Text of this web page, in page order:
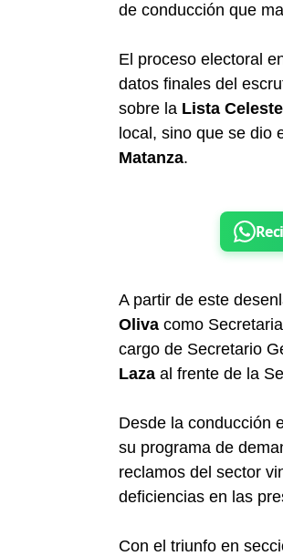
de conducción que
El proceso electoral
datos finales del
sobre la Lista Celeste
local, sino que se dio
Matanza.
A partir de este
Oliva como
cargo de Secretario
Laza al frente de la
Desde la conducción
su programa de
reclamos del sector
deficiencias en las
Con el triunfo en